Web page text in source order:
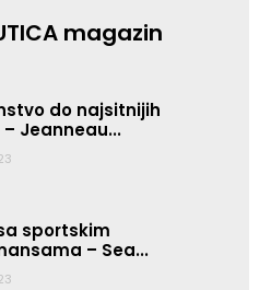
magazin
do najsitnijih
Jeanneau...
sportskim
– Sea...